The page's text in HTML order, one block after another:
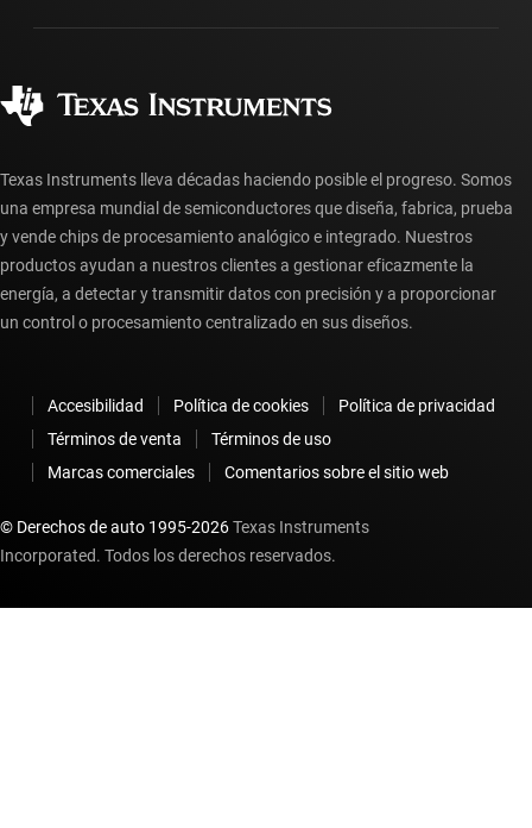
Fabricación
Preguntas frecuentes sobre la cuenta myTI
Preguntas frecuentes sobre pedidos
Texas Instruments lleva décadas haciendo posible el progreso. Somos
una empresa mundial de semiconductores que diseña, fabrica, prueba
y vende chips de procesamiento analógico e integrado. Nuestros
productos ayudan a nuestros clientes a gestionar eficazmente la
energía, a detectar y transmitir datos con precisión y a proporcionar
un control o procesamiento centralizado en sus diseños.
Accesibilidad Política de cookies
Política de privacidad
Términos de venta
Términos de uso
Marcas comerciales
Comentarios sobre el sitio web
© Derechos de auto 1995-2026Texas Instruments
Incorporated. Todos los derechos reservados.